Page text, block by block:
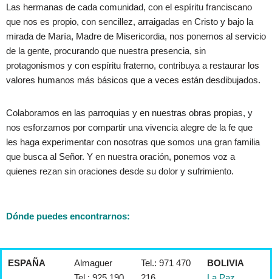
Las hermanas de cada comunidad, con el espíritu franciscano
que nos es propio, con sencillez, arraigadas en Cristo y bajo la
mirada de María, Madre de Misericordia, nos ponemos al servicio
de la gente, procurando que nuestra presencia, sin
protagonismos y con espíritu fraterno, contribuya a restaurar los
valores humanos más básicos que a veces están desdibujados.
Colaboramos en las parroquias y en nuestras obras propias, y
nos esforzamos por compartir una vivencia alegre de la fe que
les haga experimentar con nosotras que somos una gran familia
que busca al Señor. Y en nuestra oración, ponemos voz a
quienes rezan sin oraciones desde su dolor y sufrimiento.
Dónde puedes encontrarnos:
ESPAÑA
Almaguer
Tel.: 971 470
BOLIVIA